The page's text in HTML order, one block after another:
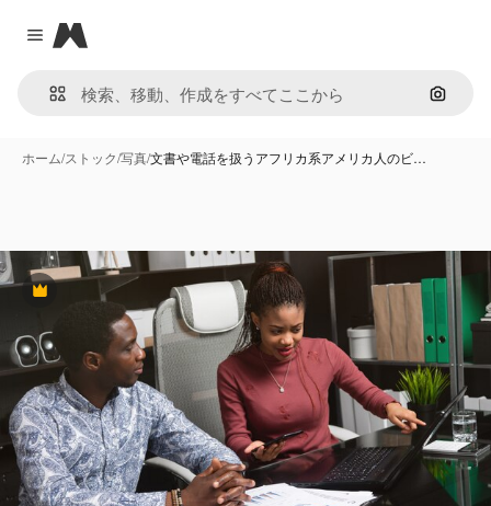
Close menu
Magnific
画像で
ホーム/ストック/写真/文書や電話を扱うアフリカ系アメリカ人のビ…
Premium